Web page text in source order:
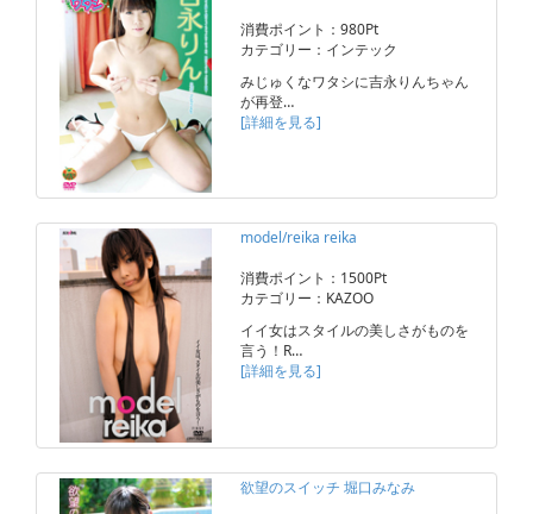
消費ポイント：980Pt
カテゴリー：インテック
みじゅくなワタシに吉永りんちゃん
が再登…
[詳細を見る]
model/reika reika
消費ポイント：1500Pt
カテゴリー：KAZOO
イイ女はスタイルの美しさがものを
言う！R…
[詳細を見る]
欲望のスイッチ 堀口みなみ